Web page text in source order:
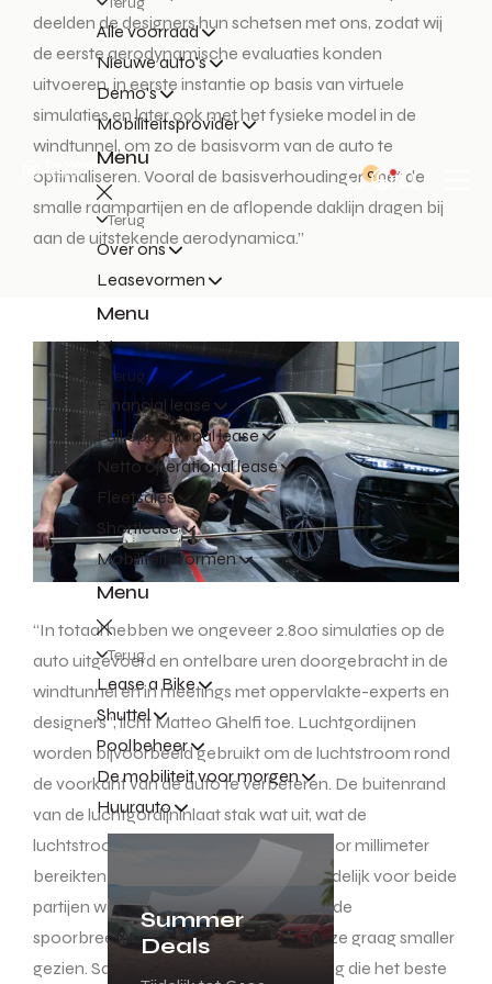
Alle voorraad
Nieuwe auto's
Demo's
Mobiliteitsprovider
Menu
Terug
Over ons
Leasevormen
Menu
Terug
Financial lease
Full operational lease
Netto operational lease
Fleetsales
Shortlease
Mobiliteitsvormen
Menu
Terug
Lease a Bike
Shuttel
Poolbeheer
De mobiliteit voor morgen
Huurauto
Summer
Deals
0
deelden de designers hun schetsen met ons, zodat wij
de eerste aerodynamische evaluaties konden
uitvoeren, in eerste instantie op basis van virtuele
simulaties en later ook met het fysieke model in de
windtunnel, om zo de basisvorm van de auto te
optimaliseren. Vooral de basisverhoudingen met de
smalle raampartijen en de aflopende daklijn dragen bij
aan de uitstekende aerodynamica.”
“In totaal hebben we ongeveer 2.800 simulaties op de
auto uitgevoerd en ontelbare uren doorgebracht in de
windtunnel en in meetings met oppervlakte-experts en
designers”, licht Matteo Ghelfi toe. Luchtgordijnen
worden bijvoorbeeld gebruikt om de luchtstroom rond
de voorkant van de auto te verbeteren. De buitenrand
van de luchtgordijninlaat stak wat uit, wat de
luchtstroom belemmerde. Millimeter voor millimeter
bereikten we een compromis dat uiteindelijk voor beide
partijen werkte. Een ander voorbeeld is de
spoorbreedte achter. Ons team had deze graag smaller
gezien. Samen vonden we een oplossing die het beste